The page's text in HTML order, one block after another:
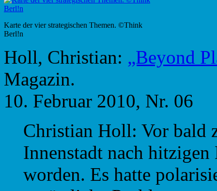
Karte der vier strategischen Themen. ©Think
Berl!n
Holl, Christian: „Beyond
Magazin.
10. Februar 2010, Nr. 06
Christian Holl: Vor bald
Innenstadt nach hitzigen
worden. Es hatte